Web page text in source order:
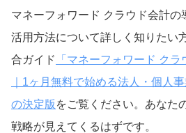
マネーフォワード クラウド会計の
活用方法について詳しく知りたい
合ガイド
「マネーフォワード ク
｜1ヶ月無料で始める法人・個人
の決定版 をご覧ください。あなた
戦略が見えてくるはずです。